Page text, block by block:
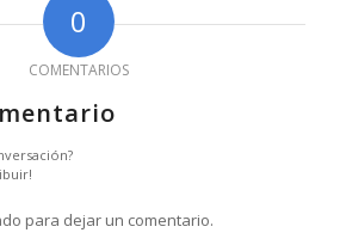
0
COMENTARIOS
para dejar un comentario.